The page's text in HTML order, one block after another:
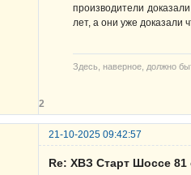
производители
лет, а они уже доказали
Здесь, наверное, должно
2
21-10-2025 09:42:57
Re: ХВЗ Старт Шоссе 81